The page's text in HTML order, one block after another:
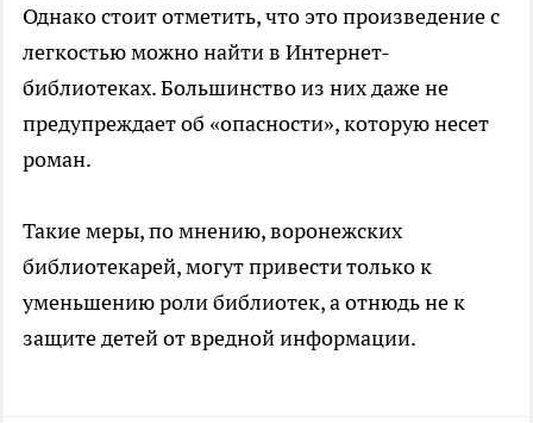
Однако стоит отметить, что это произведение с
легкостью можно найти в Интернет-
библиотеках. Большинство из них даже не
предупреждает об «опасности», которую несет
роман.
Такие меры, по мнению, воронежских
библиотекарей, могут привести только к
уменьшению роли библиотек, а отнюдь не к
защите детей от вредной информации.